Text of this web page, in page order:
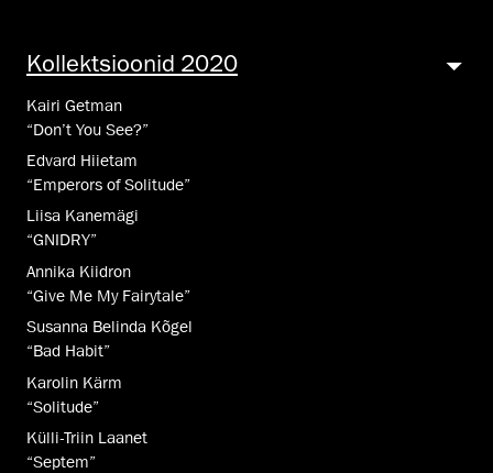
Kollektsioonid 2020
Kairi Getman
“Don’t You See?”
Edvard Hiietam
“Emperors of Solitude”
Liisa Kanemägi
“GNIDRY”
Annika Kiidron
“Give Me My Fairytale”
Susanna Belinda Kõgel
“Bad Habit”
Karolin Kärm
“Solitude”
Külli-Triin Laanet
“Septem”